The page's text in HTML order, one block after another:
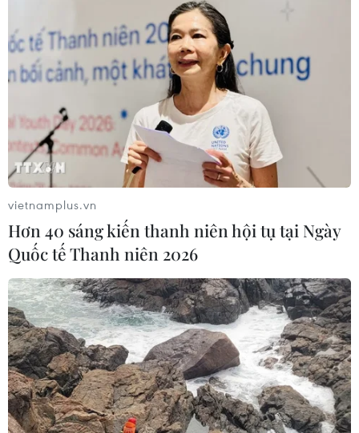
vietnamplus.vn
Hơn 40 sáng kiến thanh niên hội tụ tại Ngày
Quốc tế Thanh niên 2026